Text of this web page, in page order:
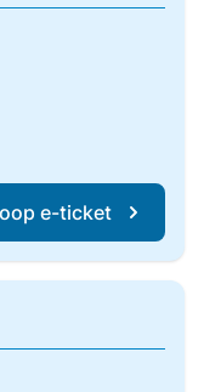
e-ticket